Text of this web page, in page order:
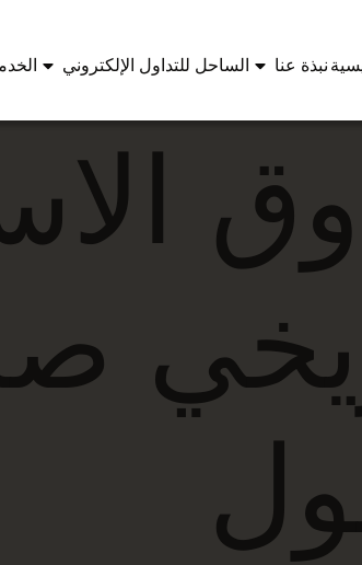
نبذة عنا الساحل للتداول الإلكتروني